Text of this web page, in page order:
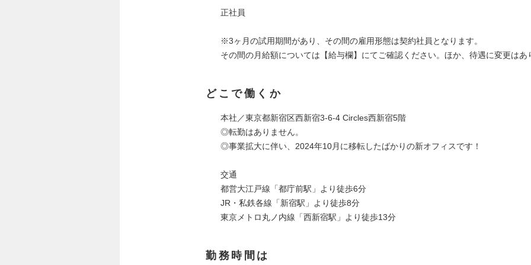
正社員
※3ヶ月の試用期間があり、その間の雇用形態は契約社員となります。
その間の月給額については【給与欄】にてご確認ください。ほか、待遇に変更はあ
どこで働くか
本社／東京都新宿区西新宿3-6-4 Circles西新宿5階
◎転勤はありません。
◎事業拡大に伴い、2024年10月に移転したばかりの新オフィスです！
交通
都営大江戸線「都庁前駅」より徒歩6分
JR・私鉄各線「新宿駅」より徒歩8分
東京メトロ丸ノ内線「西新宿駅」より徒歩13分
勤務時間は